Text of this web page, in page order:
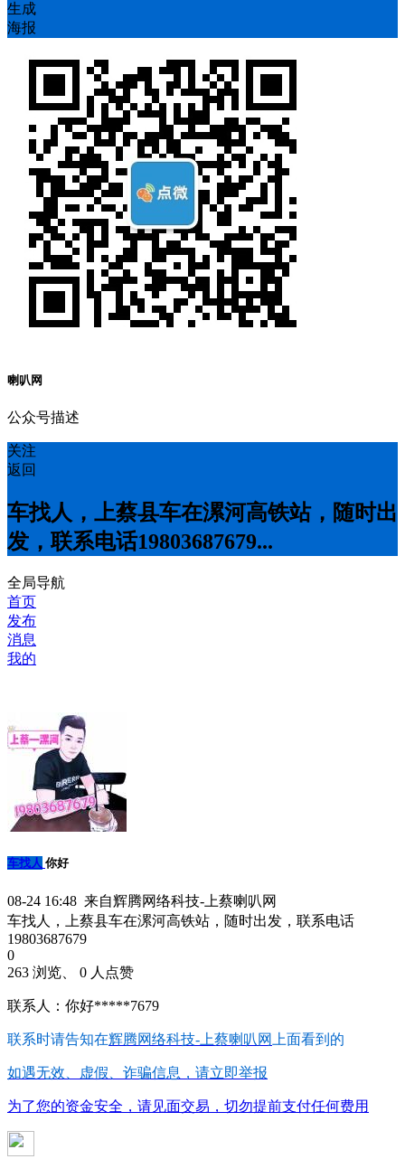
生成
海报
喇叭网
公众号描述
关注
返回
车找人，上蔡县车在漯河高铁站，随时出
发，联系电话19803687679...
全局导航
首页
发布
消息
我的
车找人 你好
08-24 16:48 来自辉腾网络科技-上蔡喇叭网
车找人，上蔡县车在漯河高铁站，随时出发，联系电话
19803687679
0
263 浏览、 0 人点赞
联系人：你好*****7679
联系时请告知在辉腾网络科技-上蔡喇叭网 上面看到的
如遇无效、虚假、诈骗信息，请立即举报
为了您的资金安全，请见面交易，切勿提前支付任何费用